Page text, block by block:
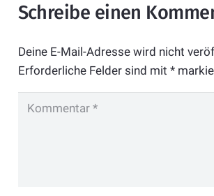
Schreibe einen
Deine E-Mail-Adresse wird nicht
Erforderliche Felder sind mit *